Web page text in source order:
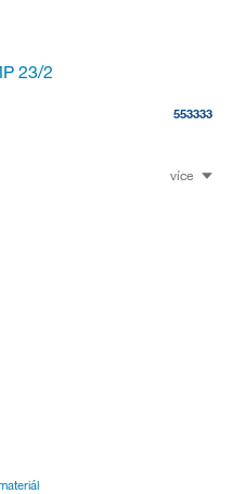
23/2
553333
více